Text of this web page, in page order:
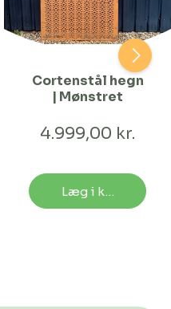
Cortenstål hegn
| Mønstret
4.999,00 kr.
Læg i kurv